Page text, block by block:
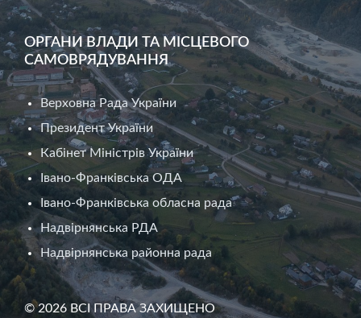
ОРГАНИ ВЛАДИ ТА МІСЦЕВОГО
САМОВРЯДУВАННЯ
Верховна Рада України
Президент України
Кабінет Міністрів України
Івано-Франківська ОДА
Івано-Франківська обласна рада
Надвірнянська РДА
Надвірнянська районна рада
© 2026 ВСІ ПРАВА ЗАХИЩЕНО